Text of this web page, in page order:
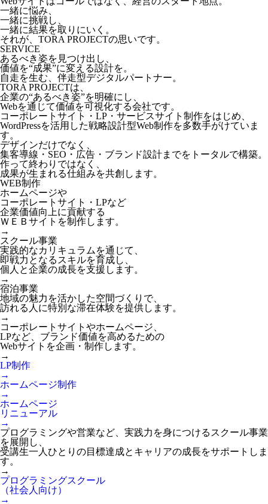
一緒に悩み、
一緒に挑戦し、
一緒に結果を取りにいく。
それが、TORA PROJECTの思いです。
SERVICE
あるべき姿を見つけ出し、
価値を“成果”に変える設計を。
自走を生む、伴走型デジタルパートナー。
TORA PROJECTは、
企業の“あるべき姿”を明確にし、
Webを通じて価値を可視化する会社です。
コーポレートサイト・LP・サービスサイト制作をはじめ、
WordPressを活用した戦略設計型Web制作を多数手がけていま
す。
デザインだけでなく、
集客導線・SEO・広告・ブランド設計までをトータルで構築。
作って終わりではなく、
成果が生まれる仕組みを共創します。
WEB制作
ホームページや
コーポレートサイト・LPなど
企業価値向上に貢献する
ＷＥＢサイトを制作します。
→
スクール事業
実践的なカリキュラムを通じて、
即戦力となるスキルを育成し、
個人と企業の成長を支援します。
→
宿泊事業
地域の魅力を活かした空間づくりで、
訪れる人に特別な滞在体験を提供します。
→
コーポレートサイトやホームページ、
LPなど、ブランド価値を高めるための
Webサイトを企画・制作します。
→
LP制作
→
ホームページ制作
→
ホームページ
リニューアル
→
プログラミングや営業など、実践力を身につけるスクール事業
を展開し、
受講生一人ひとりの目標達成とキャリアの成長をサポートしま
す。
→
プログラミングスクール
（社会人向け）
→